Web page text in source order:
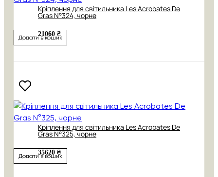
Кріплення для світильника Les Acrobates De
Gras N°324, чорне
21060 ₴
Додати в кошик
Кріплення для світильника Les Acrobates De
Gras N°325, чорне
35620 ₴
Додати в кошик